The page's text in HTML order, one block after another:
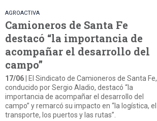
AGROACTIVA
Camioneros de Santa Fe
destacó “la importancia de
acompañar el desarrollo del
campo”
17/06| El Sindicato de Camioneros de Santa Fe,
conducido por Sergio Aladio, destacó “la
importancia de acompañar el desarrollo del
campo” y remarcó su impacto en “la logística, el
transporte, los puertos y las rutas”.